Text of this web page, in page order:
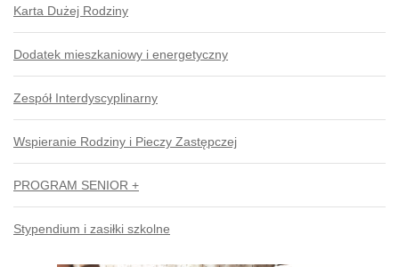
Karta Dużej Rodziny
Dodatek mieszkaniowy i energetyczny
Zespół Interdyscyplinarny
Wspieranie Rodziny i Pieczy Zastępczej
PROGRAM SENIOR +
Stypendium i zasiłki szkolne